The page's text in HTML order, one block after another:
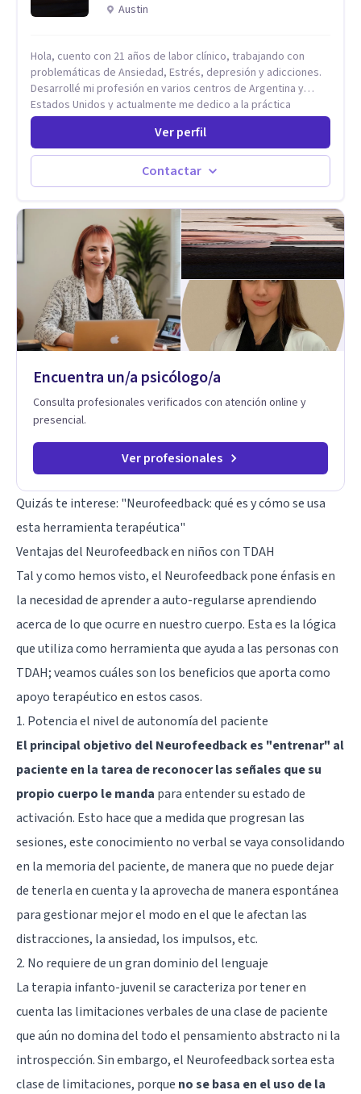
Austin
Hola, cuento con 21 años de labor clínico, trabajando con
problemáticas de Ansiedad, Estrés, depresión y adicciones.
Desarrollé mi profesión en varios centros de Argentina y
Estados Unidos y actualmente me dedico a la práctica
privada. Utilizo terapias cognitivas conductuales basadas en
evidencia científica con comprobados resultados. Los
objetivos terapéuticos están centrados en brindar
herramientas concretas para el cambio, que permitan
desarrollar nuevas habilidades y estrategias basadas en la
Ver perfil
Contactar
Encuentra un/a psicólogo/a
Consulta profesionales verificados con atención online y
presencial.
Ver profesionales
Quizás te interese: "Neurofeedback: qué es y cómo se usa
esta herramienta terapéutica"
Ventajas del Neurofeedback en niños con TDAH
Tal y como hemos visto, el Neurofeedback pone énfasis en
la necesidad de aprender a auto-regularse aprendiendo
acerca de lo que ocurre en nuestro cuerpo. Esta es la lógica
que utiliza como herramienta que ayuda a las personas con
TDAH; veamos cuáles son los beneficios que aporta como
apoyo terapéutico en estos casos.
1. Potencia el nivel de autonomía del paciente
El principal objetivo del Neurofeedback es "entrenar" al
paciente en la tarea de reconocer las señales que su
propio cuerpo le manda para entender su estado de
activación. Esto hace que a medida que progresan las
sesiones, este conocimiento no verbal se vaya consolidando
en la memoria del paciente, de manera que no puede dejar
de tenerla en cuenta y la aprovecha de manera espontánea
para gestionar mejor el modo en el que le afectan las
distracciones, la ansiedad, los impulsos, etc.
2. No requiere de un gran dominio del lenguaje
La terapia infanto-juvenil se caracteriza por tener en
cuenta las limitaciones verbales de una clase de paciente
que aún no domina del todo el pensamiento abstracto ni la
introspección. Sin embargo, el Neurofeedback sortea esta
clase de limitaciones, porque no se basa en el uso de la